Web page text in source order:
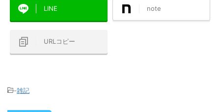
LINE note
URLコピー
-雑記